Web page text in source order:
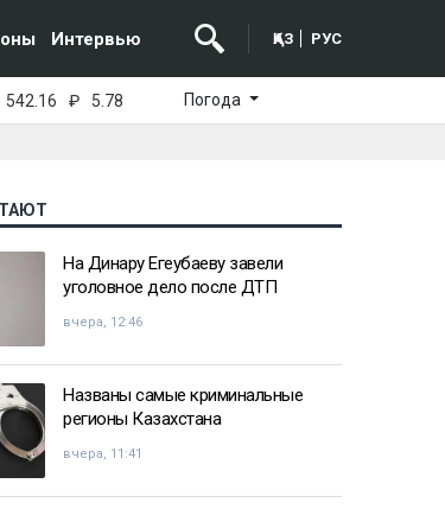
Интервью ҚАЗ РУС
542.16 ₽ 5.78 Погода
На Динару Егеубаеву завели
уголовное дело после ДТП
вчера, 12:46
Названы самые криминальные
регионы Казахстана
вчера, 11:41